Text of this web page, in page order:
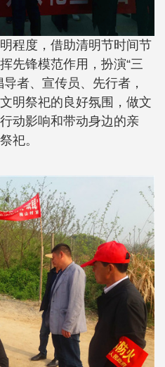
程度，借助清明节时间节
先锋模范作用，扮演“三
者、宣传员、先行者，
明祭祀的良好氛围，做文
动影响和带动身边的亲
祀。